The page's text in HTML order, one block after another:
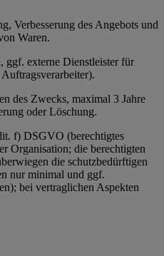
Verbesserung des Angebots und
Waren.
ggf. externe Dienstleister für
des Zwecks, maximal 3 Jahre
oder Löschung.
f) DSGVO (berechtigtes
Organisation; die berechtigten
die schutzbedürftigen
nur minimal und ggf.
bei vertraglichen Aspekten